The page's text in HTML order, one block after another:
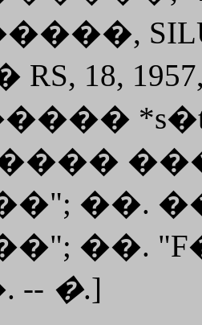
18,
*s�to
��.
��. "F�r
-- �.]